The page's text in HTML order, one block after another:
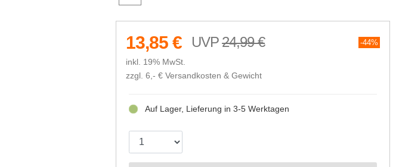
24,99 € 44%
13,85 €
inkl. 19% MwSt.
zzgl. 6,- € Versandkosten & Gewicht
Auf Lager, Lieferung in 3-5 Werktagen